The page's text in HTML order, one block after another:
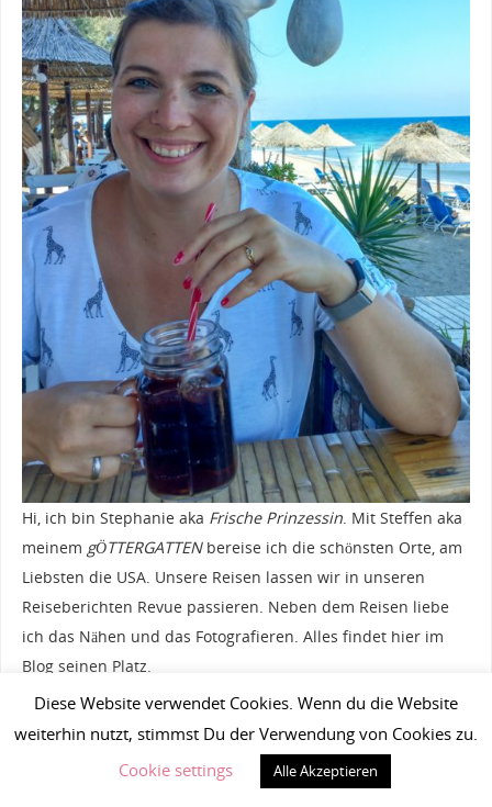
Hi, ich bin Stephanie aka Frische Prinzessin. Mit Steffen aka
meinem gÖTTERGATTENbereise ich die schönsten Orte, am
Liebsten die USA. Unsere Reisen lassen wir in unseren
Reiseberichten Revue passieren. Neben dem Reisen liebe
ich das Nähen und das Fotografieren. Alles findet hier im
Blog seinen Platz.
Frisch gebloggt
Diese Website verwendet Cookies. Wenn du die Website
weiterhin nutzt, stimmst Du der Verwendung von Cookies zu.
Cookie settings
Alle Akzeptieren